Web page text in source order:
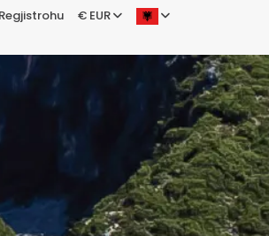
Regjistrohu € EUR